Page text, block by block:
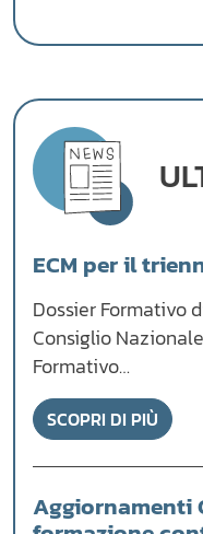
ECM per il
Dossier Formativo
Consiglio
Formativo…
SCOPRI DI PIÙ
Aggiornamenti